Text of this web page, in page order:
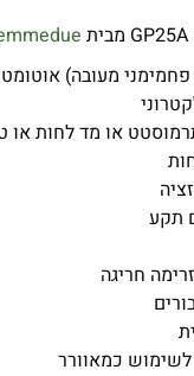
מעובה)
או מד לחות או
תקע
חריגה
כמאוורר